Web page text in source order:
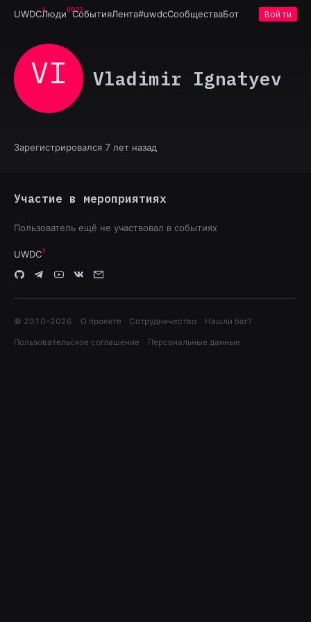
UWDCЛюди6932
СобытияЛента#uwdcСообществаБот Войти
VI Vladimir Ignatyev
Зарегистрировался 7 лет назад
Участие в мероприятиях
Пользователь ещё не участвовал в событиях
UWDC
© 2010–2026 О проекте Сотрудничество Нашли баг?
Пользовательское соглашение Персональные данные